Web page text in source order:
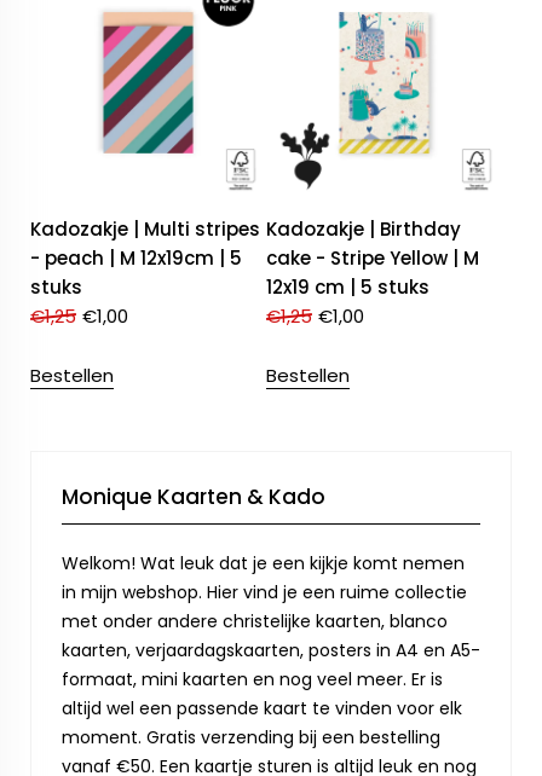
Kadozakje | Multi stripes
- peach | M 12x19cm | 5
stuks
€1,25 €1,00
Bestellen
Kadozakje | Birthday
cake - Stripe Yellow | M
12x19 cm | 5 stuks
€1,25 €1,00
Bestellen
Monique Kaarten & Kado
Welkom! Wat leuk dat je een kijkje komt nemen
in mijn webshop. Hier vind je een ruime collectie
met onder andere christelijke kaarten, blanco
kaarten, verjaardagskaarten, posters in A4 en A5-
formaat, mini kaarten en nog veel meer. Er is
altijd wel een passende kaart te vinden voor elk
moment. Gratis verzending bij een bestelling
vanaf €50. Een kaartje sturen is altijd leuk en nog